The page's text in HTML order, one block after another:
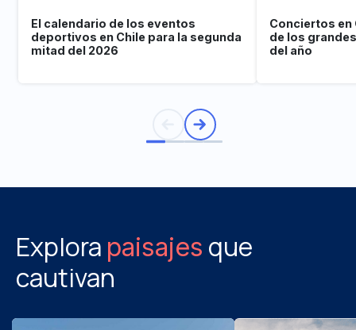
El calendario de los eventos
deportivos en Chile para la segunda
mitad del 2026
Conciertos en
de los
del año
Explora paisajes que
cautivan